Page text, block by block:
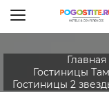
Главная
Гостиницы
Гостиницы 2